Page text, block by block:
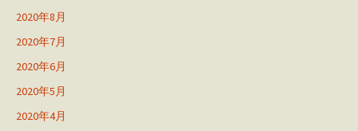
2020年8月
2020年7月
2020年6月
2020年5月
2020年4月